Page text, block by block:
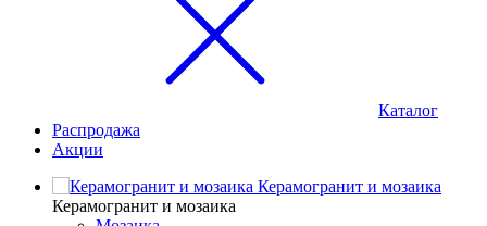
Каталог
Распродажа
Акции
Керамогранит и мозаика
Керамогранит и мозаика